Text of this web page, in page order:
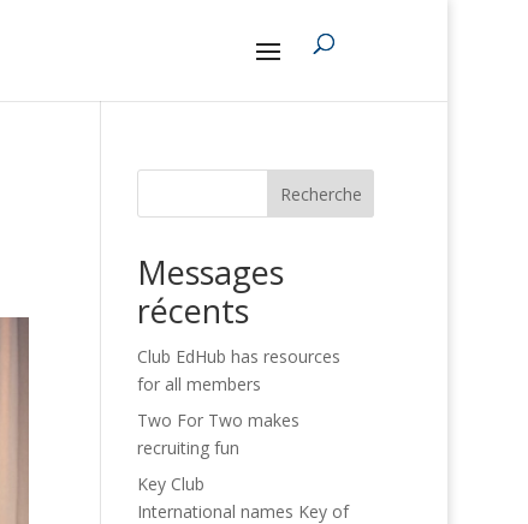
Recherche
Messages
récents
Club EdHub has resources
for all members
Two For Two makes
recruiting fun
Key Club
International names Key of